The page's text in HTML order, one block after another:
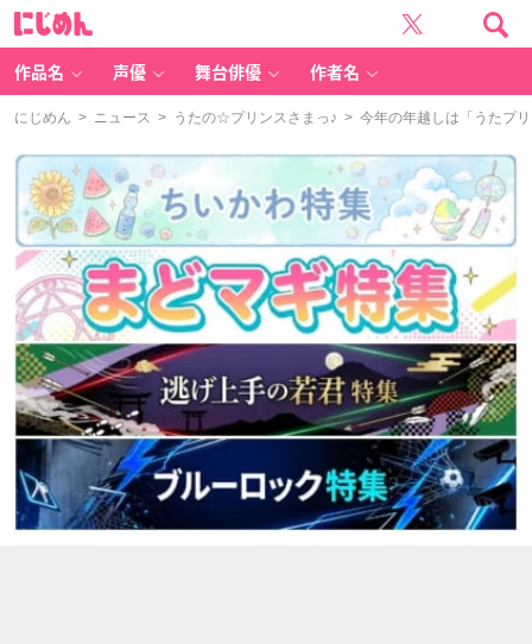
作品名 声優 舞台俳優 作者名
にじめん > ニュース > うたの☆プリンスさまっ♪ > 今年の年越しは「うたプ